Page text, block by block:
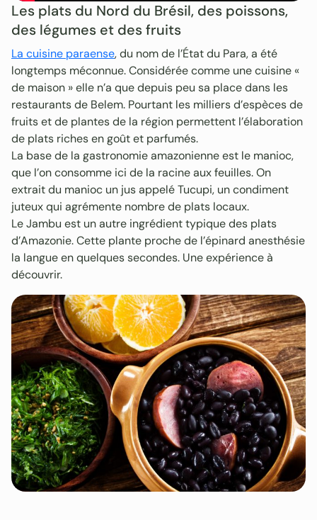
Les plats du Nord du Brésil, des poissons,
des légumes et des fruits
La cuisine paraense, du nom de l’État du Para, a été
longtemps méconnue. Considérée comme une cuisine «
de maison » elle n’a que depuis peu sa place dans les
restaurants de Belem. Pourtant les milliers d’espèces de
fruits et de plantes de la région permettent l’élaboration
de plats riches en goût et parfumés.
La base de la gastronomie amazonienne est le manioc,
que l’on consomme ici de la racine aux feuilles. On
extrait du manioc un jus appelé Tucupi, un condiment
juteux qui agrémente nombre de plats locaux.
Le Jambu est un autre ingrédient typique des plats
d’Amazonie. Cette plante proche de l’épinard anesthésie
la langue en quelques secondes. Une expérience à
découvrir.